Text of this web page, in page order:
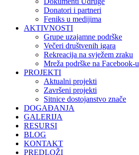
Donatori i partneri
Feniks u medijima
AKTIVNOSTI
Grupe uzajamne podrške
Večeri društvenih igara
Rekreacija na svježem zraku
Mreža podrške na Facebook-u
PROJEKTI
Aktualni projekti
Završeni projekti
Sitnice dostojanstvo znače
DOGAĐANJA
GALERIJA
RESURSI
BLOG
KONTAKT
PREDLOŽI